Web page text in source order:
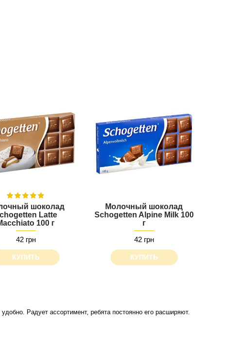
шоколад
Latte
100 г
42 грн
КУПИТЬ
Молочный шоколад
Schogetten Alpine Milk 100
г
42 грн
КУПИТЬ
Радует ассортимент, ребята постоянно его расширяют.